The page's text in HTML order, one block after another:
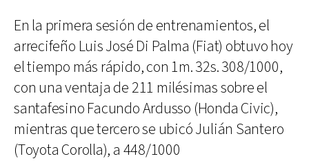
En la primera sesión de entrenamientos, el
arrecifeño Luis José Di Palma (Fiat) obtuvo hoy
el tiempo más rápido, con 1m. 32s. 308/1000,
con una ventaja de 211 milésimas sobre el
santafesino Facundo Ardusso (Honda Civic),
mientras que tercero se ubicó Julián Santero
(Toyota Corolla), a 448/1000